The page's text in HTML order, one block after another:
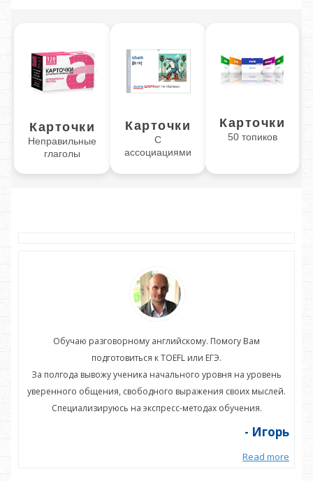
Карточки
Неправильные
глаголы
Карточки
С
ассоциациями
Карточки
50 топиков
Обучаю разговорному английскому. Помогу Вам
подготовиться к TOEFL или ЕГЭ.
За полгода вывожу ученика начального уровня на уровень
уверенного общения, свободного выражения своих мыслей.
Специализируюсь на экспресс-методах обучения.
- Игорь
Read more